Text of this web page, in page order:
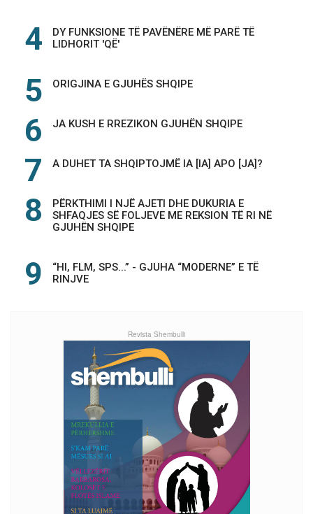
DY FUNKSIONE TË PAVËNËRE MË PARË TË
LIDHORIT 'QË'
ORIGJINA E GJUHËS SHQIPE
JA KUSH E RREZIKON GJUHËN SHQIPE
A DUHET TA SHQIPTOJMË IA [IA] APO [JA]?
PËRKTHIMI I NJË AJETI DHE DUKURIA E
SHFAQJES SË FOLJEVE ME REKSION TË RI NË
GJUHËN SHQIPE
“HI, FLM, SPS...” - GJUHA “MODERNE” E TË
RINJVE
Revista Shembulli